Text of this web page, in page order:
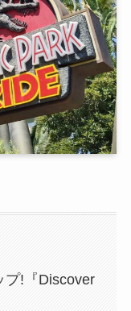
プ!『Discover